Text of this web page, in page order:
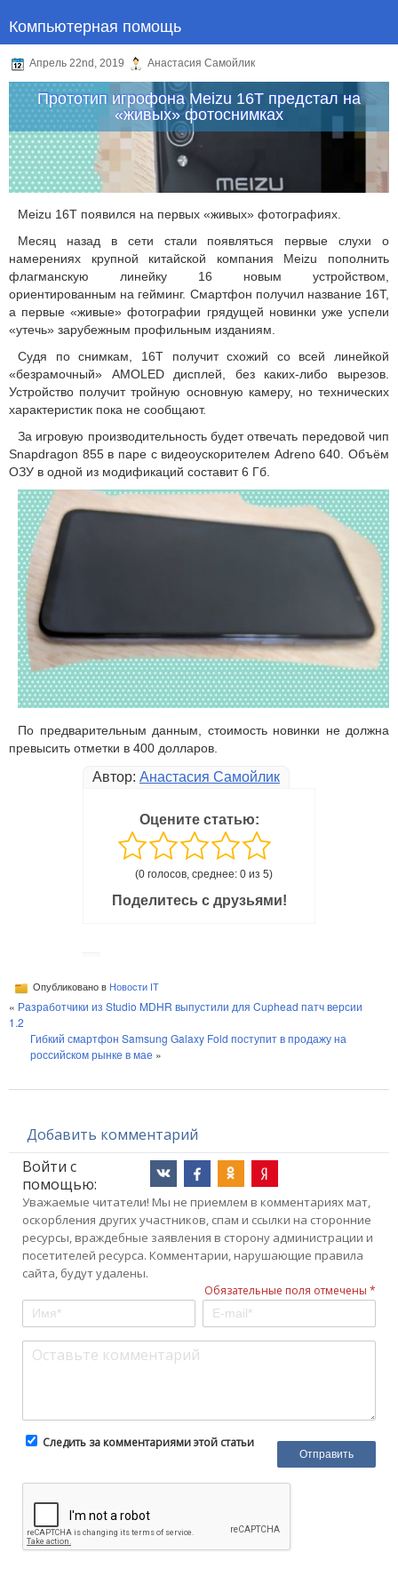
Компьютерная помощь
Апрель 22nd, 2019 Анастасия Самойлик
Прототип игрофона Meizu 16T предстал на
«живых» фотоснимках
Meizu 16T появился на первых «живых» фотографиях.
Месяц назад в сети стали появляться первые слухи о
намерениях крупной китайской компания Meizu пополнить
флагманскую линейку 16 новым устройством,
ориентированным на гейминг. Смартфон получил название 16Т,
а первые «живые» фотографии грядущей новинки уже успели
«утечь» зарубежным профильным изданиям.
Судя по снимкам, 16Т получит схожий со всей линейкой
«безрамочный» AMOLED дисплей, без каких-либо вырезов.
Устройство получит тройную основную камеру, но технических
характеристик пока не сообщают.
За игровую производительность будет отвечать передовой чип
Snapdragon 855 в паре с видеоускорителем Adreno 640. Объём
ОЗУ в одной из модификаций составит 6 Гб.
По предварительным данным, стоимость новинки не должна
превысить отметки в 400 долларов.
Автор: Анастасия Самойлик
Оцените статью:
(0 голосов, среднее: 0 из 5)
Поделитесь с друзьями!
Опубликовано в Новости IT
« Разработчики из Studio MDHR выпустили для Cuphead патч версии
1.2
Гибкий смартфон Samsung Galaxy Fold поступит в продажу на
российском рынке в мае »
Добавить комментарий
Войти с
помощью:
Уважаемые читатели! Мы не приемлем в комментариях мат,
оскорбления других участников, спам и ссылки на сторонние
ресурсы, враждебные заявления в сторону администрации и
посетителей ресурса. Комментарии, нарушающие правила
сайта, будут удалены.
Обязательные поля отмечены *
Следить за комментариями этой статьи